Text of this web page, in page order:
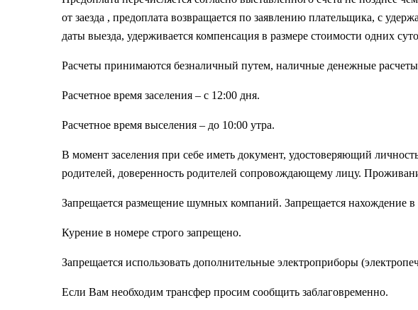
от заезда , предоплата возвращается по заявлению плательщика, с
даты выезда, удерживается компенсация в размере стоимости одних
Расчеты принимаются безналичный путем, наличные денежные
Расчетное время заселения – с 12:00 дня.
Расчетное время выселения – до 10:00 утра.
В момент заселения при себе иметь документ, удостоверяющий
родителей, доверенность родителей сопровождающему лицу.
Запрещается размещение шумных компаний. Запрещается нахождение
Курение в номере строго запрещено.
Запрещается использовать дополнительные электроприборы
Если Вам необходим трансфер просим сообщить заблаговременно.